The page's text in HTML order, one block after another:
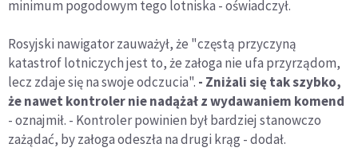
minimum pogodowym tego lotniska - oświadczył.
Rosyjski nawigator zauważył, że "częstą przyczyną
katastrof lotniczych jest to, że załoga nie ufa przyrządom,
lecz zdaje się na swoje odczucia". - Zniżali się tak szybko,
że nawet kontroler nie nadążał z wydawaniem komend
- oznajmił. - Kontroler powinien był bardziej stanowczo
zażądać, by załoga odeszła na drugi krąg - dodał.